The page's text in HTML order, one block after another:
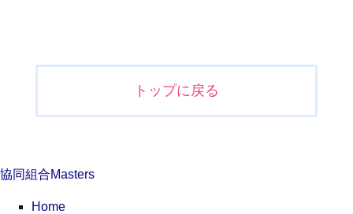
シ
ョ
トップに戻る
協同組合Masters
Home